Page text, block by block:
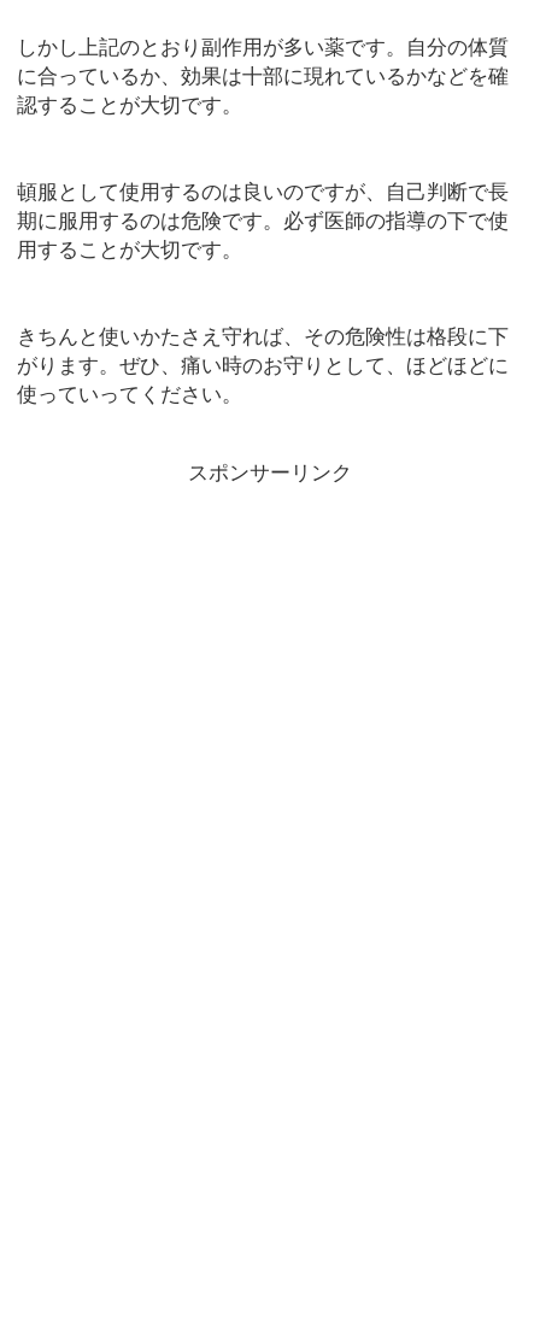
しかし上記のとおり副作用が多い薬です。自分の体質
に合っているか、効果は十部に現れているかなどを確
認することが大切です。
頓服として使用するのは良いのですが、自己判断で長
期に服用するのは危険です。必ず医師の指導の下で使
用することが大切です。
きちんと使いかたさえ守れば、その危険性は格段に下
がります。ぜひ、痛い時のお守りとして、ほどほどに
使っていってください。
スポンサーリンク